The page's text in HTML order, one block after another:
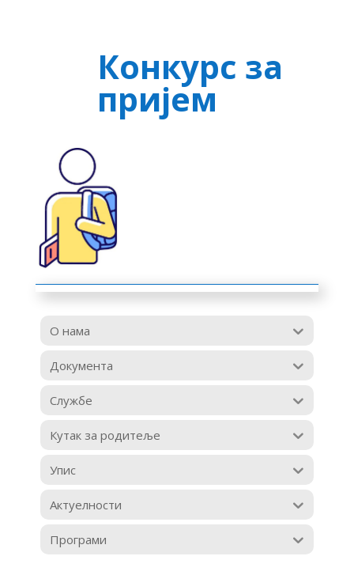
Конкурс за
пријем
О нама
Документа
Службе
Кутак за родитеље
Упис
Актуелности
Програми